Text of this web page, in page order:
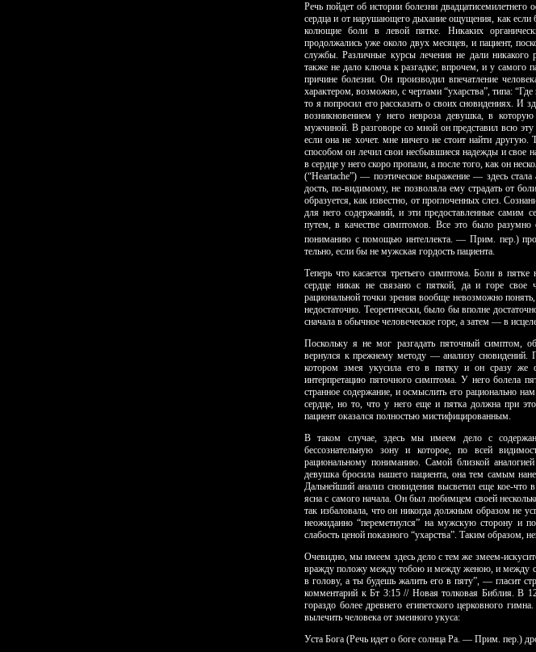
Речь пойдет об истории болезни
сердца и от нарушающего дыхание ощущения, как если
колющие боли в левой пятке. Никаких
продолжались уже около двух месяцев, и пациент,
службы. Различные курсы лечения не дали никакого
также не дало ключа к разгадке; впрочем, и у самого
причине болезни. Он производил впечатление
характером, возможно, с чертами “ухарства”, типа:
то я попросил его рассказать о своих сно­видениях. И
возникновением у него невроза девушка, в
мужчиной. В разговоре со мной он представил всю
если она не хочет. мне ничего не стоит найти
способом он лечил свои несбыв­шиеся надежды и свое
в сердце у него скоро пропали, а после того, как он
(“Heartache”) — поэтическое выражение — здесь
дость, по-видимому, не позволяла ему страдать от
образуется, как известно, от проглоченных слез.
для него содержаний, и эти предоставленные самим
путем, в качестве симптомов. Все это было
пониманию с помощью интеллекта. — Прим. пер.)
тельно, если бы не мужская гордость пациента.
Теперь что касается третьего симптома. Боли в
сердце никак не связано с пяткой, да и горе свое
рациональной точки зрения вообще невозможно
недостаточно. Теоретически, было бы вполне
сначала в обычное человеческое горе, а затем — в
Поскольку я не мог разгадать пяточный симптом,
вернулся к прежнему методу — анализу сновидений.
котором змея укусила его в пятку и он сразу же
интерпретацию пяточного симптома. У него болела
странное содержание, и осмыслить его рационально
сердце, но то, что у него еще и пятка должна при
пациент оказался пол­ностью мистифицированным.
В таком случае, здесь мы имеем дело с
бессознательную зону и которое, по всей
рациональному пониманию. Самой близкой
девушка бросила нашего пациента, она тем самым
Дальнейший анализ сновидения высветил еще кое-что
ясна с самого начала. Он был любимцем своей
так избаловала, что он никогда должным образом не
неожиданно “переметнулся” на мужскую сторону и
слабость ценой показного “ухарства”. Таким образом,
Очевидно, мы имеем здесь дело с тем же змеем-
вражду положу между тобою и между женою, и между
в голову, а ты будешь жалить его в пяту”, — гласит
комментарий к Бт 3:15 // Новая толковая Библия.
гораздо более древнего египетского церковного
вы­лечить человека от змеиного укуса:
Уста Бога (Речь идет о боге солнца Pa. — Прим. пер.)